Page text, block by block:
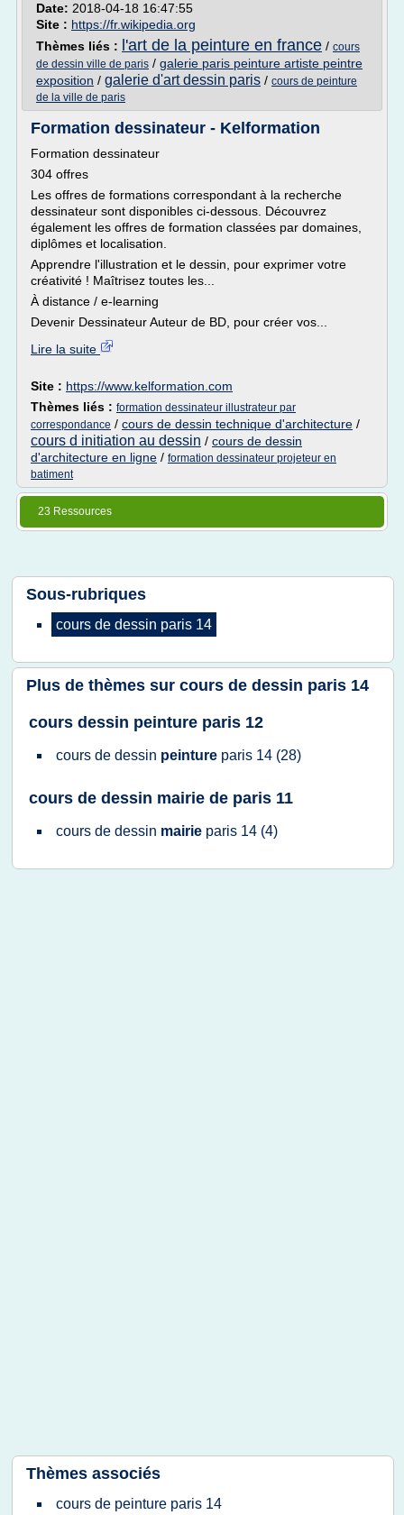
Date: 2018-04-18 16:47:55
Site : https://fr.wikipedia.org
Thèmes liés :
l'art de la peinture en france / cours
de dessin ville de paris / galerie paris peinture artiste peintre
exposition / galerie d'art dessin paris / cours de peinture
de la ville de paris
Formation dessinateur - Kelformation
Formation dessinateur
304 offres
Les offres de formations correspondant à la recherche
dessinateur sont disponibles ci-dessous. Découvrez
également les offres de formation classées par domaines,
diplômes et localisation.
Apprendre l'illustration et le dessin, pour exprimer votre
créativité ! Maîtrisez toutes les...
À distance / e-learning
Devenir Dessinateur Auteur de BD, pour créer vos...
Lire la suite
Site : https://www.kelformation.com
Thèmes liés : formation dessinateur illustrateur par
correspondance / cours de dessin technique d'architecture /
cours d initiation au dessin / cours de dessin
d'architecture en ligne / formation dessinateur projeteur en
batiment
23 Ressources
Sous-rubriques
cours de dessin paris 14
Plus de thèmes sur cours de dessin paris 14
cours dessin peinture paris 12
cours de dessin peinture paris 14 (28)
cours de dessin mairie de paris 11
cours de dessin mairie paris 14 (4)
Thèmes associés
cours de peinture paris 14